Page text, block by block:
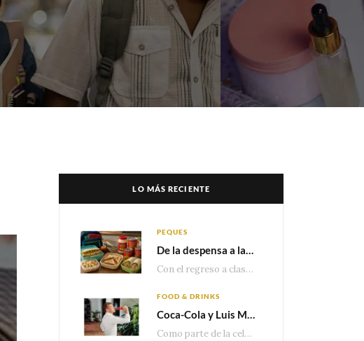
LO MÁS RECIENTE
PEQUES
De la despensa a la lonchera: ideas rápidas para el regreso a clases
Con el regreso a clases cada vez más cerca, las familias comienzan a reorganizar horarios,…
FOOD & DRINKS
Coca-Cola y Luis Miguel estrenan el comercial que celebra 100 años de historia junto a México
Como parte de la celebración por sus primeros 100 años enMéxico, Coca-Cola presenta hoy el…